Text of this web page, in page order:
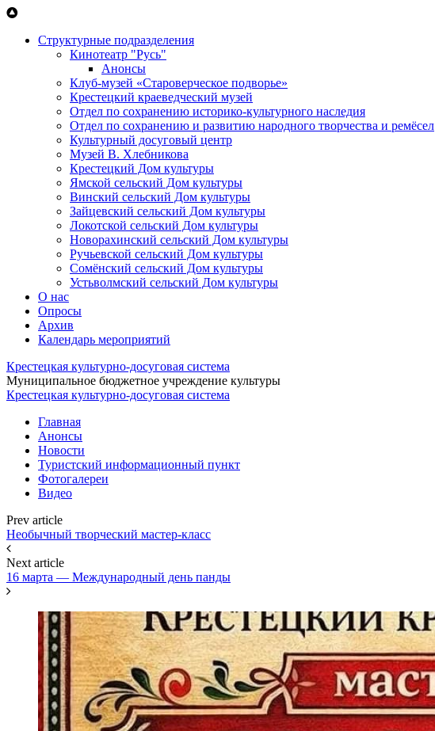
Перейти к основному содержанию
Структурные подразделения
Кинотеатр "Русь"
Анонсы
Клуб-музей «Староверческое подворье»
Крестецкий краеведческий музей
Отдел по сохранению историко-культурного наследия
Отдел по сохранению и развитию народного творчества и ремёсел
Культурный досуговый центр
Музей В. Хлебникова
Крестецкий Дом культуры
Ямской сельский Дом культуры
Винский сельский Дом культуры
Зайцевский сельский Дом культуры
Локотской сельский Дом культуры
Новорахинский сельский Дом культуры
Ручьевской сельский Дом культуры
Сомёнский сельский Дом культуры
Устьволмский сельский Дом культуры
О нас
Опросы
Архив
Календарь мероприятий
Крестецкая культурно-досуговая система
Муниципальное бюджетное учреждение культуры
Крестецкая культурно-досуговая система
Главная
Анонсы
Новости
Туристский информационный пункт
Фотогалереи
Видео
Prev article
Необычный творческий мастер-класс
Next article
16 марта — Международный день панды